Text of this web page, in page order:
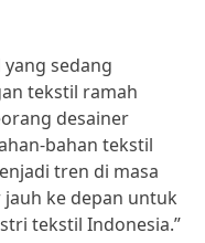
sedang
tekstil ramah
desainer
bahan tekstil
tren di masa
ke depan untuk
tekstil Indonesia.”